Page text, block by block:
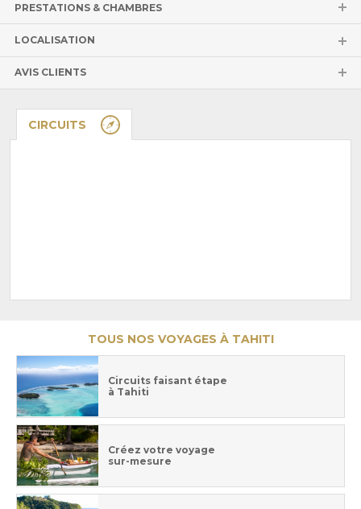
PRESTATIONS & CHAMBRES
LOCALISATION
AVIS CLIENTS
CIRCUITS
TOUS NOS VOYAGES À TAHITI
Circuits faisant étape
à Tahiti
Créez votre voyage
sur-mesure